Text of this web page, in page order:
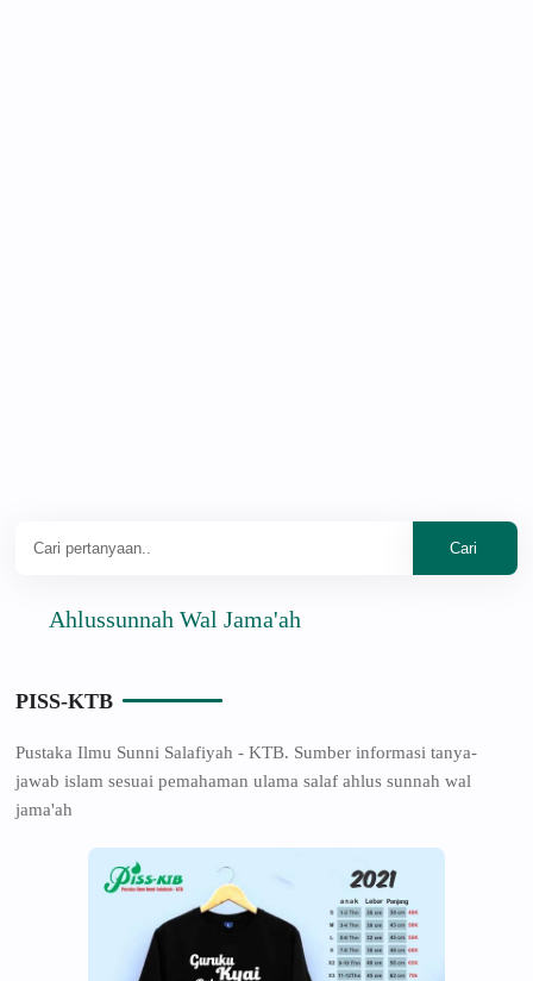
Ahlussunnah Wal Jama'ah
PISS-KTB
Pustaka Ilmu Sunni Salafiyah - KTB. Sumber informasi tanya-
jawab islam sesuai pemahaman ulama salaf ahlus sunnah wal
jama'ah